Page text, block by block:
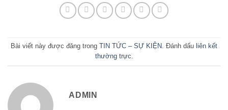
Bài viết này được đăng trong TIN TỨC – SỰ KIỆN. Đánh dấu liên kết
thường trực.
ADMIN